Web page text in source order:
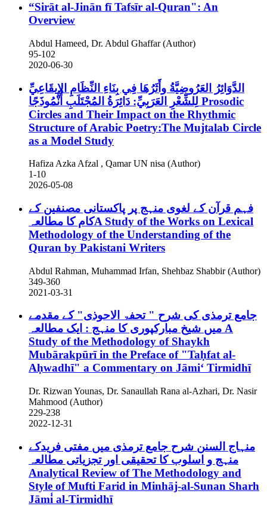
“Sirāt al-Jinān fī Tafsīr al-Quran": An
Overview
Abdul Hameed, Dr. Abdul Ghaffar (Author)
95-102
2020-06-30
الدَّوَائِرُ العَرُوضِيَّةُ وأَثَرُهَا فِي بِنَاءِ النِّظَامِ الإِيقَاعِيِّ
لِلشِّعْرِ العَرَبِيِّ: دَائِرَةُ المُجْتَلَبِ أُنْمُوذَجًا Prosodic
Circles and Their Impact on the Rhythmic
Structure of Arabic Poetry:The Mujtalab Circle
as a Model Study
Hafiza Azka Afzal , Qamar UN nisa (Author)
1-10
2026-05-08
فہم قرآن کے لغوی منہج پر پاکستانی مصنفین کے
کام کا مطالعہA Study of the Works on Lexical
Methodology of the Understanding of the
Quran by Pakistani Writers
Abdul Rahman, Muhammad Irfan, Shehbaz Shabbir (Author)
349-360
2021-03-31
جامع ترمذی کی شرح " تحفۃ الاحوذی" کے مقدمے
A
Study of the Methodology of Shaykh
Mubārakpūrī in the Preface of "Taḥfat al-
Aḥwadhī" a Commentary on Jāmiʻ Tirmidhī
Dr. Rizwan Younas, Dr. Sanaullah Rana al-Azhari, Dr. Nasir
Mahmood (Author)
229-238
2022-12-31
منہاج السنن شرح جامع ترمذی میں مفتی فریدکے
منہج و اسلوب کا تحقیقی اور تجزیاتی مطالعہ
Analytical Review of The Methodology and
Style of Mufti Farid in Minhāj-al-Sunan Sharh
Jāmi̒ al-Tirmidhī